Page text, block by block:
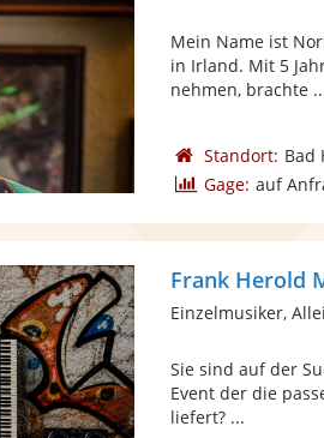
Mein Name ist
in Irland. Mit 5
nehmen, brachte
Standort: Bad
Gage: auf
Frank Herold
Einzelmusiker,
Sie sind auf der
Event der die
liefert? ...